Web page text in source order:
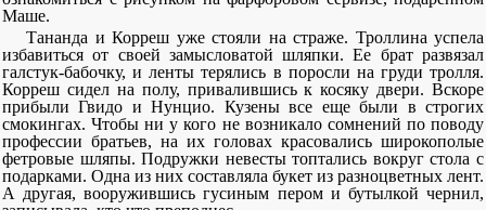
Маше.
Тананда и Корреш уже стояли на страже. Троллина успела
избавиться от своей замысловатой шляпки. Ее брат развязал
галстук-бабочку, и ленты терялись в поросли на груди тролля.
Корреш сидел на полу, привалившись к косяку двери. Вскоре
прибыли Гвидо и Нунцио. Кузены все еще были в строгих
смокингах. Чтобы ни у кого не возникало сомнений по поводу
профессии братьев, на их головах красовались широкополые
фетровые шляпы. Подружки невесты топтались вокруг стола с
подарками. Одна из них составляла букет из разноцветных лент.
А другая, вооружившись гусиным пером и бутылкой чернил,